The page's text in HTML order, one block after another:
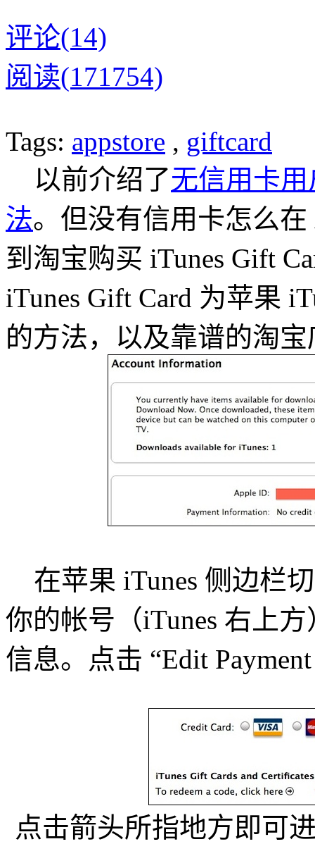
评论(14)
阅读(171754)
Tags: appstore , giftcard
以前介绍了无信用卡
法。但没有信用卡怎么
到淘宝购买 iTunes Gift
iTunes Gift Card 为苹果
的方法，以及靠谱的淘
在苹果 iTunes 侧边栏
你的帐号（iTunes 右上
信息。点击 “Edit
点击箭头所指地方即可